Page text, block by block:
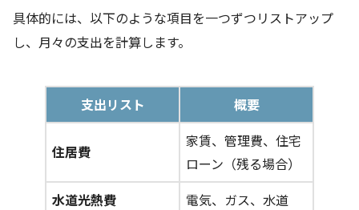
具体的には、以下のような項目を一つずつリストアップ
し、月々の支出を計算します。
支出リスト 概要
住居費
家賃、管理費、住宅
ローン（残る場合）
水道光熱費
電気、ガス、水道